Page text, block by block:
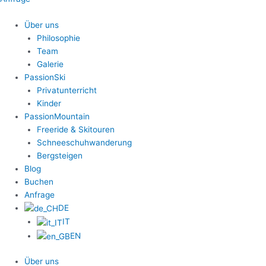
Über uns
Philosophie
Team
Galerie
PassionSki
Privatunterricht
Kinder
PassionMountain
Freeride & Skitouren
Schneeschuhwanderung
Bergsteigen
Blog
Buchen
Anfrage
DE
IT
EN
Über uns